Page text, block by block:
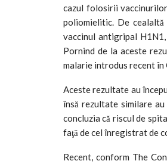
cazul folosirii
poliomielitic. De
vaccinul antigripal
Pornind de la aceste
malarie introdus recent în
Aceste rezultate au
însă rezultate similare
concluzia că riscul de
faţă de cel înregistrat de
Recent, conform The